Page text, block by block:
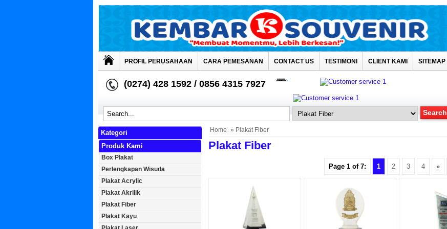
PROFIL PERUSAHAAN CARA PEMESANAN CONTACT US TESTIMONI CLIENT KAMI SITEMAP
(0274) 428 1592 / 0856 4315 7927
Home » Plakat Fiber
Plakat Fiber
Page 1 of 7: 1 2 3 4 »
Kategori
Produk Kami
Box Plakat
Perlengkapan Wisuda
Plakat Acrylic
Plakat Akrilik
Plakat Fiber
Plakat Kayu